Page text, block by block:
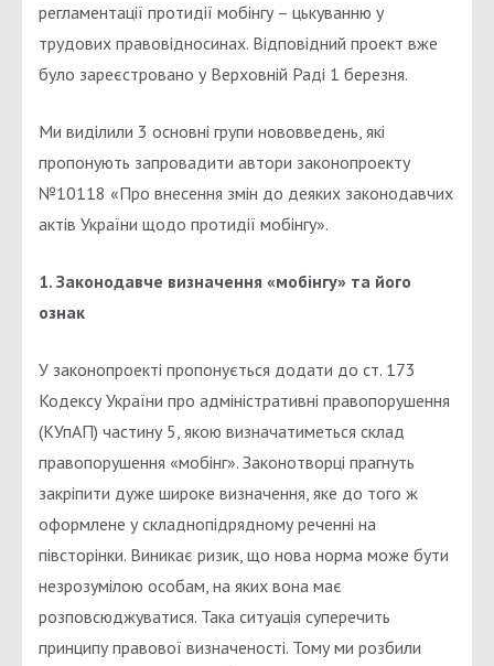
регламентації протидії мобінгу – цькуванню у
трудових правовідносинах. Відповідний проект вже
було зареєстровано у Верховній Раді 1 березня.
Ми виділили 3 основні групи нововведень, які
пропонують запровадити автори законопроекту
№10118 «Про внесення змін до деяких законодавчих
актів України щодо протидії мобінгу».
1. Законодавче визначення «мобінгу» та його
ознак
У законопроекті пропонується додати до ст. 173
Кодексу України про адміністративні правопорушення
(КУпАП) частину 5, якою визначатиметься склад
правопорушення «мобінг». Законотворці прагнуть
закріпити дуже широке визначення, яке до того ж
оформлене у складнопідрядному реченні на
півсторінки. Виникає ризик, що нова норма може бути
незрозумілою особам, на яких вона має
розповсюджуватися. Така ситуація суперечить
принципу правової визначеності. Тому ми розбили